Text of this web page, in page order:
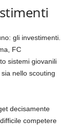
gli investimenti.
FC
sistemi giovanili
nello scouting
decisamente
competere